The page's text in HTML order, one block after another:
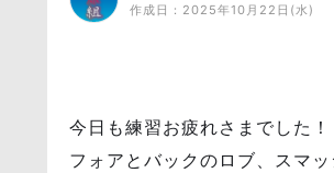
作成日： 2025年10月22日(水)
今日も練習お疲れさまでした！
フォアとバックのロブ、スマ